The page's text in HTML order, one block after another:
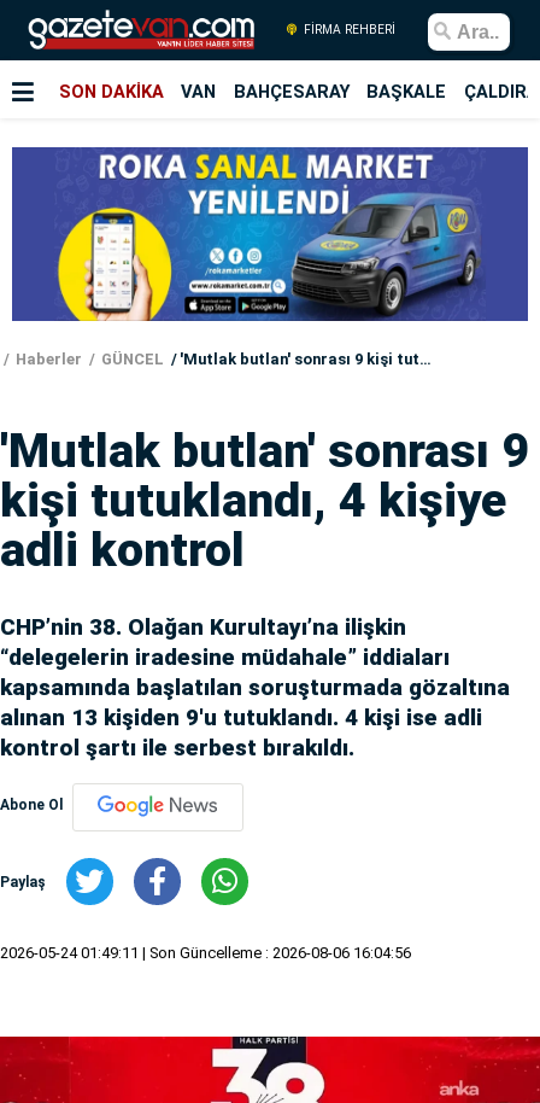
FİRMA REHBERİ
SON DAKİKA VAN BAHÇESARAY BAŞKALE
Haberler GÜNCEL 'Mutlak butlan' sonrası 9 kişi tutuklandı, 4 kişiye adli kontrol
'Mutlak butlan' sonrası 9
kişi tutuklandı, 4 kişiye
adli kontrol
CHP’nin 38. Olağan Kurultayı’na ilişkin
“delegelerin iradesine müdahale” iddiaları
kapsamında başlatılan soruşturmada gözaltına
alınan 13 kişiden 9'u tutuklandı. 4 kişi ise adli
kontrol şartı ile serbest bırakıldı.
Abone Ol
Paylaş
2026-05-24 01:49:11 | Son Güncelleme : 2026-08-06 16:04:56